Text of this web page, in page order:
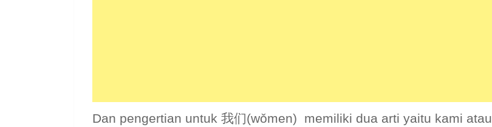
Dan pengertian untuk 我们(wǒmen) memiliki dua arti yaitu kami atau